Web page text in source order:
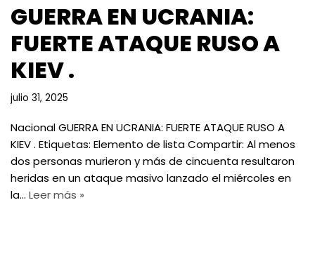
GUERRA EN UCRANIA:
FUERTE ATAQUE RUSO A
KIEV .
julio 31, 2025
Nacional GUERRA EN UCRANIA: FUERTE ATAQUE RUSO A
KIEV . Etiquetas: Elemento de lista Compartir: Al menos
dos personas murieron y más de cincuenta resultaron
heridas en un ataque masivo lanzado el miércoles en
la… Leer más »